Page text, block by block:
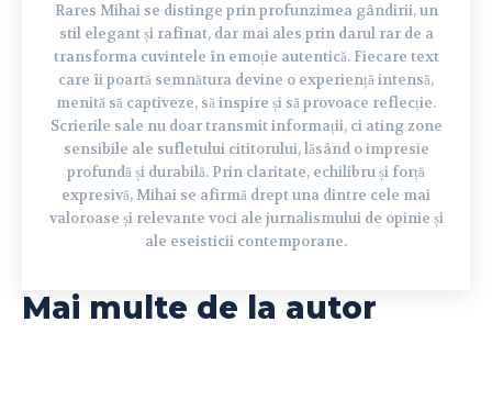
Rares Mihai se distinge prin profunzimea gândirii, un
stil elegant și rafinat, dar mai ales prin darul rar de a
transforma cuvintele în emoție autentică. Fiecare text
care îi poartă semnătura devine o experiență intensă,
menită să captiveze, să inspire și să provoace reflecție.
Scrierile sale nu doar transmit informații, ci ating zone
sensibile ale sufletului cititorului, lăsând o impresie
profundă și durabilă. Prin claritate, echilibru și forță
expresivă, Mihai se afirmă drept una dintre cele mai
valoroase și relevante voci ale jurnalismului de opinie și
ale eseisticii contemporane.
Mai multe de la autor